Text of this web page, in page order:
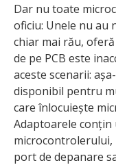
Dar nu toate
oficiu: Unele nu au
chiar mai rău,
de pe PCB este
aceste scenarii:
disponibil pentru
care înlocuiește
Adaptoarele conțin
microcontrolerului,
port de depanare